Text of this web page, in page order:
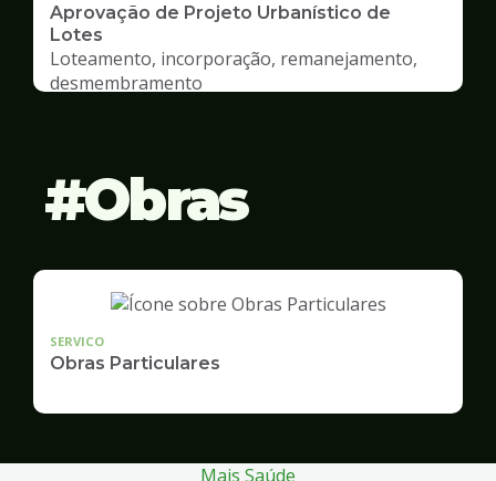
Aprovação de Projeto Urbanístico de
Lotes
Loteamento, incorporação, remanejamento,
desmembramento
Obras
SERVICO
Obras Particulares
Mais Saúde